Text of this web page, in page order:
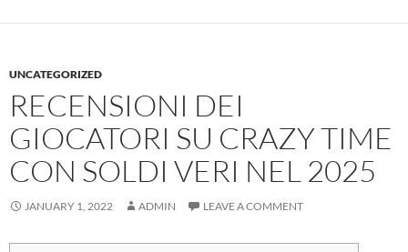
UNCATEGORIZED
RECENSIONI DEI
GIOCATORI SU CRAZY TIME
CON SOLDI VERI NEL 2025
JANUARY 1, 2022 ADMIN LEAVE A COMMENT